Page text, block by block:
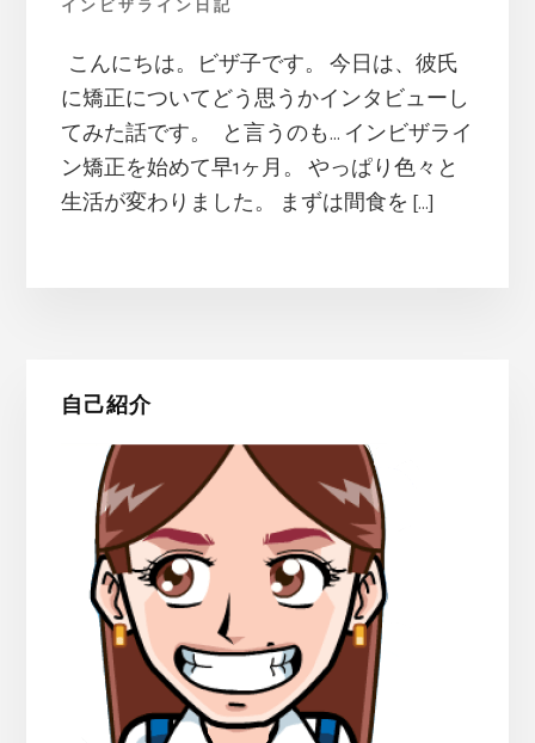
インビザライン日記
こんにちは。ビザ子です。 今日は、彼氏
に矯正についてどう思うかインタビューし
てみた話です。 と言うのも… インビザライ
ン矯正を始めて早1ヶ月。 やっぱり色々と
生活が変わりました。 まずは間食を […]
最自己紹介